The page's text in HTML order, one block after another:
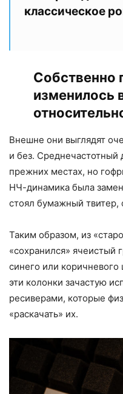
классическое
Собственно
изменилось
Внешне они выглядят
и без. Среднечастотный
прежних местах, но
НЧ-динамика была
стоял бумажный твитер,
Таким образом, из
«сохранился» ячеистый
синего или
эти колонки зачастую
ресиверами, которые
«раскачать» их.